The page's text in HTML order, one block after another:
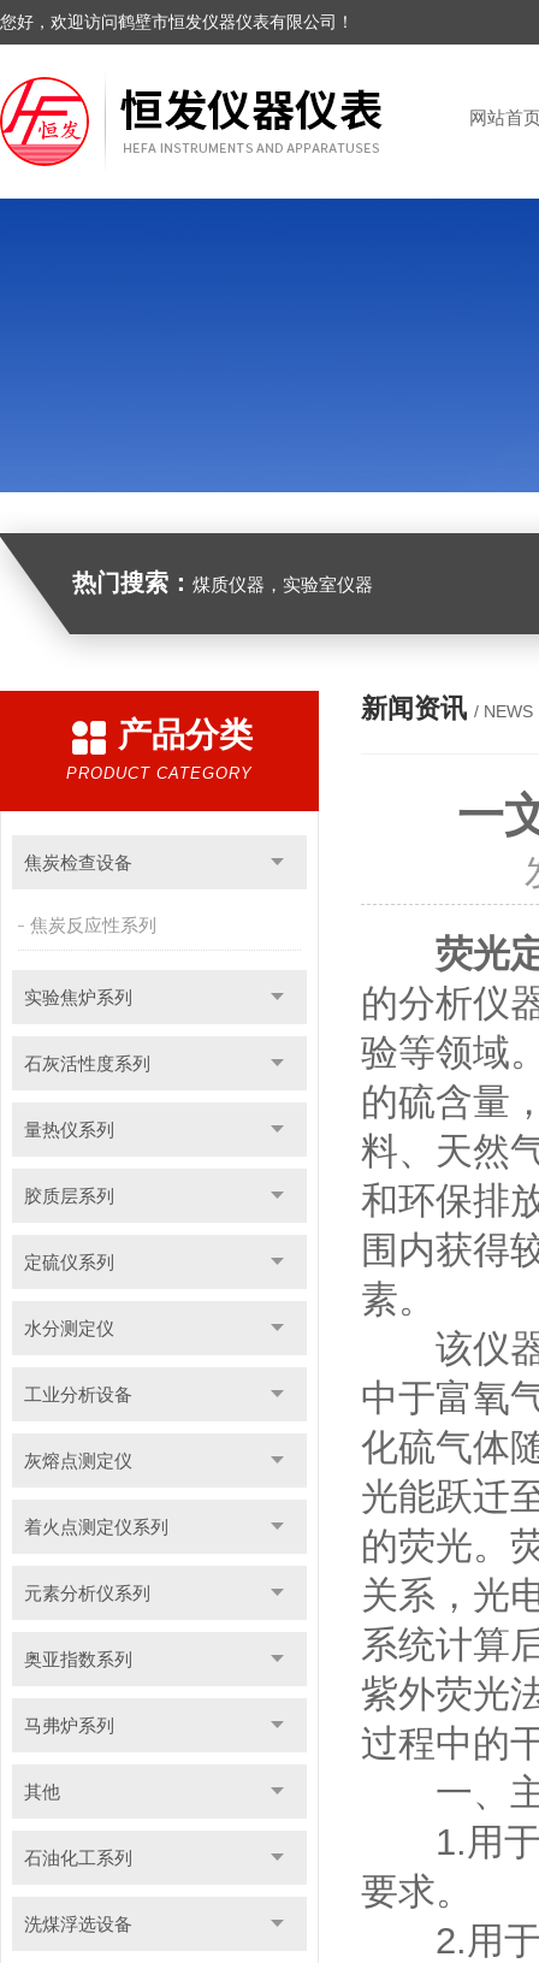
您好，欢迎访问鹤壁市恒发仪器仪表有限公司！
网站首
热门搜索： 煤质仪器，实验室仪器
产品分类
PRODUCT CATEGORY
焦炭检查设备
焦炭反应性系列
实验焦炉系列
石灰活性度系列
量热仪系列
胶质层系列
定硫仪系列
水分测定仪
工业分析设备
灰熔点测定仪
着火点测定仪系列
元素分析仪系列
奥亚指数系列
马弗炉系列
其他
石油化工系列
洗煤浮选设备
新闻资讯 / NEWS
一
荧光
的分析仪
验等领域
的硫含量
料、天然
和环保排
围内获得
素。
该仪器
中于富氧
化硫气体
光能跃迁
的荧光。
关系，光
系统计算
紫外荧光
过程中的
一、主
1.用于
要求。
2.用于